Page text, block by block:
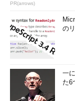
PR(arrows)
の
一
た6